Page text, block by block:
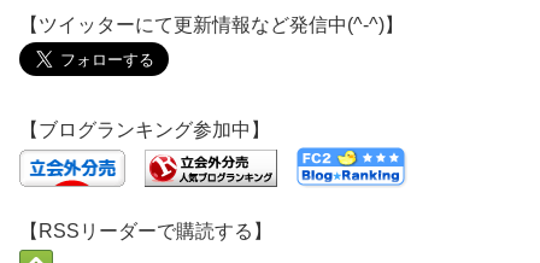
【ツイッターにて更新情報など発信中(^-^)】
【ブログランキング参加中】
【RSSリーダーで購読する】